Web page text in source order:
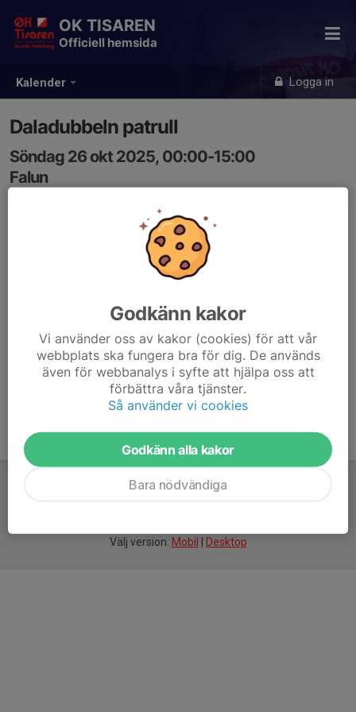
Kalender Logga in
OK TISAREN
Officiell hemsida
Daladubbeln patrull
Söndag 26 okt 2025, 00:00-15:00
Falun
eventor.orientering.se/Events/Show/47755
Välj version: Mobil Desktop
Godkänn kakor
Vi använder oss av kakor (cookies) för att vår
webbplats ska fungera bra för dig. De används
även för webbanalys i syfte att hjälpa oss att
förbättra våra tjänster.
Så använder vi cookies
Godkänn alla kakor
Bara nödvändiga